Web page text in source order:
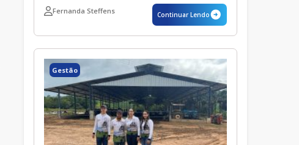
Fernanda Steffens Continuar Lendo
Gestão